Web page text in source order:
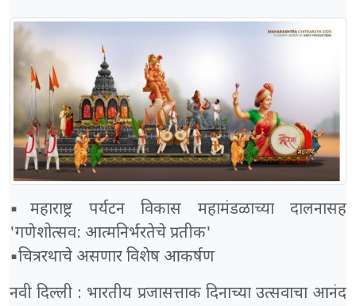
▪️महाराष्ट्र पर्यटन विकास महामंडळाच्या दालनासह
'गणेशोत्सव: आत्मनिर्भरतेचे प्रतीक'
▪️चित्ररथाचे असणार विशेष आकर्षण
नवी दिल्ली : भारतीय प्रजासत्ताक दिनाच्या उत्सवाचा आनंद